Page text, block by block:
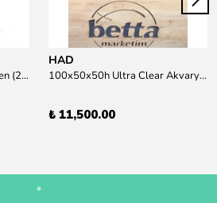
"MasterLine All In One Golden (200 ml) Daha yüksek zorluk derecesine sahip bitkiler için Özel formül Tam Besin "
HAD
100x50x50h Ultra Clear Akvaryum 10mm 90derece Birleşim /Sadece Otobüs Kargosu ile Gönderim Yapılır !
₺ 11,500.00